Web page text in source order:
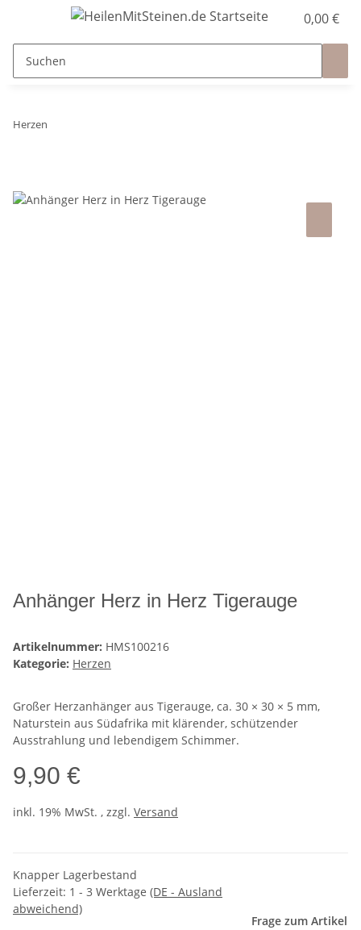
0,00 €
Herzen
Anhänger Herz in Herz Tigerauge
Artikelnummer: HMS100216
Kategorie: Herzen
Großer Herzanhänger aus Tigerauge, ca. 30 × 30 × 5 mm,
Naturstein aus Südafrika mit klärender, schützender
Ausstrahlung und lebendigem Schimmer.
9,90 €
inkl. 19% MwSt. , zzgl. Versand
Knapper Lagerbestand
Lieferzeit: 1 - 3 Werktage (DE - Ausland
abweichend)
Frage zum Artikel